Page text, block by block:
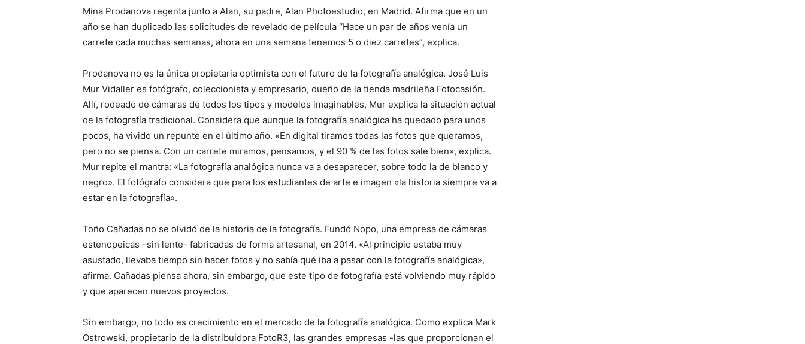
Mina Prodanova regenta junto a Alan, su padre, Alan Photoestudio, en Madrid. Afirma que en un
año se han duplicado las solicitudes de revelado de película “Hace un par de años venía un
carrete cada muchas semanas, ahora en una semana tenemos 5 o diez carretes”, explica.
Prodanova no es la única propietaria optimista con el futuro de la fotografía analógica. José Luis
Mur Vidaller es fotógrafo, coleccionista y empresario, dueño de la tienda madrileña Fotocasión.
Allí, rodeado de cámaras de todos los tipos y modelos imaginables, Mur explica la situación actual
de la fotografía tradicional. Considera que aunque la fotografía analógica ha quedado para unos
pocos, ha vivido un repunte en el último año. «En digital tiramos todas las fotos que queramos,
pero no se piensa. Con un carrete miramos, pensamos, y el 90 % de las fotos sale bien», explica.
Mur repite el mantra: «La fotografía analógica nunca va a desaparecer, sobre todo la de blanco y
negro». El fotógrafo considera que para los estudiantes de arte e imagen «la historia siempre va a
estar en la fotografía».
Toño Cañadas no se olvidó de la historia de la fotografía. Fundó Nopo, una empresa de cámaras
estenopeicas –sin lente- fabricadas de forma artesanal, en 2014. «Al principio estaba muy
asustado, llevaba tiempo sin hacer fotos y no sabía qué iba a pasar con la fotografía analógica»,
afirma. Cañadas piensa ahora, sin embargo, que este tipo de fotografía está volviendo muy rápido
y que aparecen nuevos proyectos.
Sin embargo, no todo es crecimiento en el mercado de la fotografía analógica. Como explica Mark
Ostrowski, propietario de la distribuidora FotoR3, las grandes empresas -las que proporcionan el